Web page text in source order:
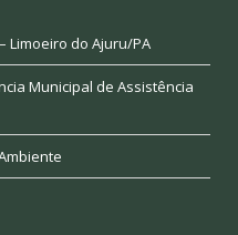
Limoeiro do Ajuru/PA
Municipal de Assistência